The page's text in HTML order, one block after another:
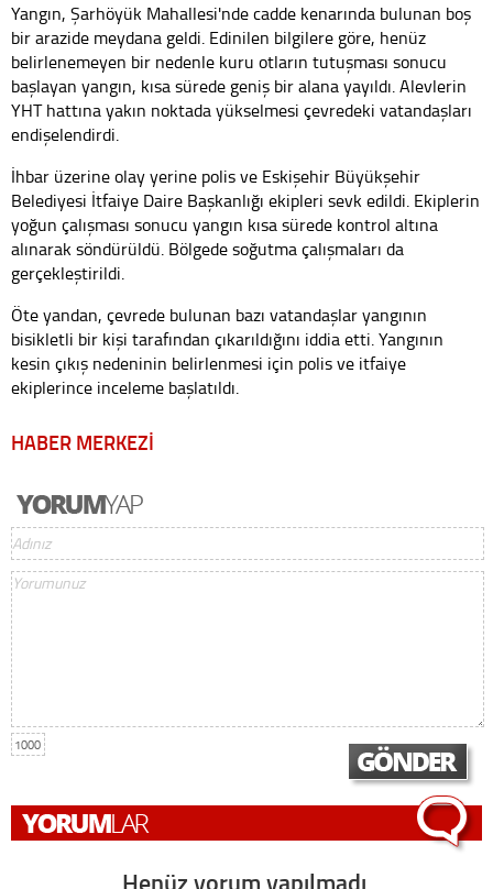
Yangın, Şarhöyük Mahallesi'nde cadde kenarında bulunan boş
bir arazide meydana geldi. Edinilen bilgilere göre, henüz
belirlenemeyen bir nedenle kuru otların tutuşması sonucu
başlayan yangın, kısa sürede geniş bir alana yayıldı. Alevlerin
YHT hattına yakın noktada yükselmesi çevredeki vatandaşları
endişelendirdi.
İhbar üzerine olay yerine polis ve Eskişehir Büyükşehir
Belediyesi İtfaiye Daire Başkanlığı ekipleri sevk edildi. Ekiplerin
yoğun çalışması sonucu yangın kısa sürede kontrol altına
alınarak söndürüldü. Bölgede soğutma çalışmaları da
gerçekleştirildi.
Öte yandan, çevrede bulunan bazı vatandaşlar yangının
bisikletli bir kişi tarafından çıkarıldığını iddia etti. Yangının
kesin çıkış nedeninin belirlenmesi için polis ve itfaiye
ekiplerince inceleme başlatıldı.
HABER MERKEZİ
1000